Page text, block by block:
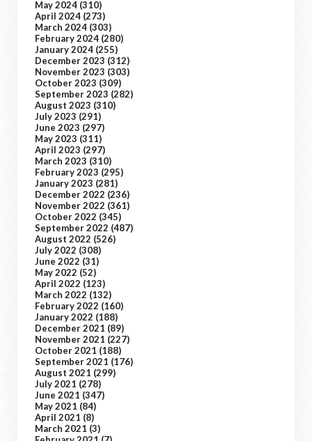
May 2024 (310)
April 2024 (273)
March 2024 (303)
February 2024 (280)
January 2024 (255)
December 2023 (312)
November 2023 (303)
October 2023 (309)
September 2023 (282)
August 2023 (310)
July 2023 (291)
June 2023 (297)
May 2023 (311)
April 2023 (297)
March 2023 (310)
February 2023 (295)
January 2023 (281)
December 2022 (236)
November 2022 (361)
October 2022 (345)
September 2022 (487)
August 2022 (526)
July 2022 (308)
June 2022 (31)
May 2022 (52)
April 2022 (123)
March 2022 (132)
February 2022 (160)
January 2022 (188)
December 2021 (89)
November 2021 (227)
October 2021 (188)
September 2021 (176)
August 2021 (299)
July 2021 (278)
June 2021 (347)
May 2021 (84)
April 2021 (8)
March 2021 (3)